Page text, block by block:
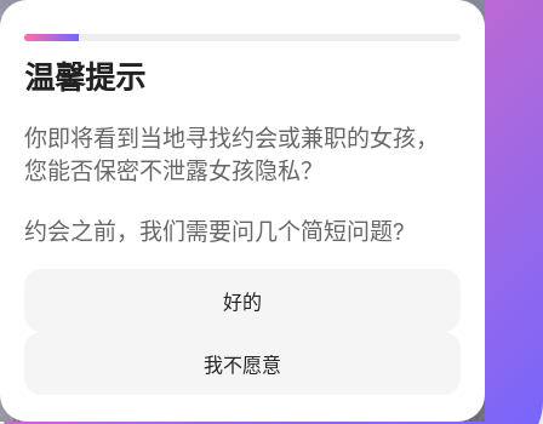
温馨提示
你即将看到当地寻找约会或兼职的女孩，
您能否保密不泄露女孩隐私？
约会之前，我们需要问几个简短问题?
好的
我不愿意
今晚不再孤单
同城快速匹配，马上认识身边的TA
立即下载